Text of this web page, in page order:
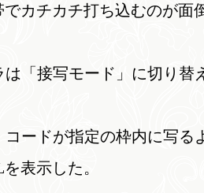
カチカチ打ち込むのが面
「接写モード」に切り替
ードが指定の枠内に写る
表示した。